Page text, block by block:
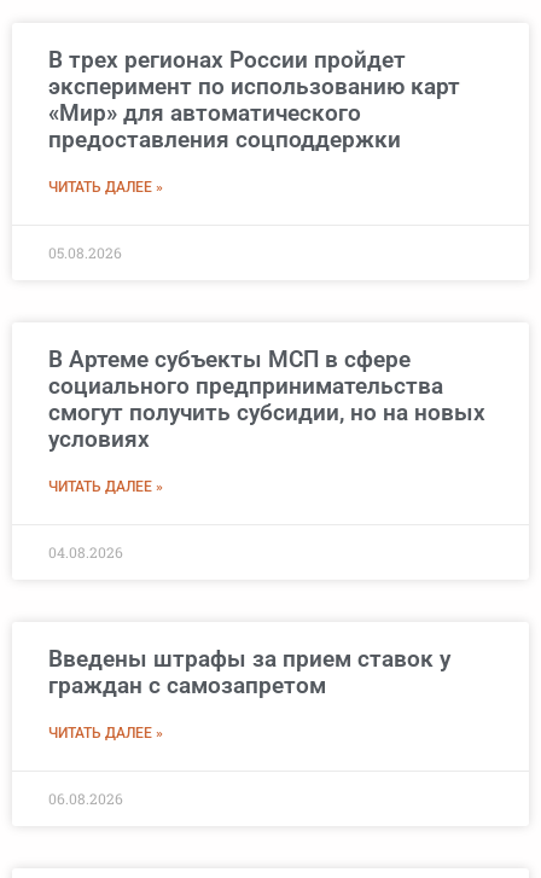
В трех регионах России пройдет
эксперимент по использованию карт
«Мир» для автоматического
предоставления соцподдержки
ЧИТАТЬ ДАЛЕЕ »
05.08.2026
В Артеме субъекты МСП в сфере
социального предпринимательства
смогут получить субсидии, но на новых
условиях
ЧИТАТЬ ДАЛЕЕ »
04.08.2026
Введены штрафы за прием ставок у
граждан с самозапретом
ЧИТАТЬ ДАЛЕЕ »
06.08.2026